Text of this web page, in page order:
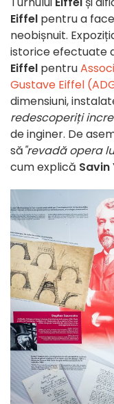
Eiffel pentru a
neobișnuit.
istorice efectuate
Eiffel pentru
Gustave Eiffel
dimensiuni,
redescoperiți
de inginer. De
să"revadă opera
cum explică